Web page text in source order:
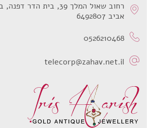
אביב 6492807
0526210468
telecorp@zahav.net.il